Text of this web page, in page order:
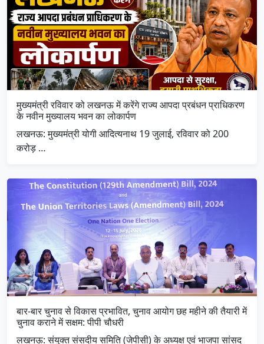
मुख्यमंत्री रविवार को लखनऊ में करेंगे राज्य आपदा प्रबंधन प्राधिकरण
के नवीन मुख्यालय भवन का लोकार्पण
लखनऊ: मुख्यमंत्री योगी आदित्यनाथ 19 जुलाई, रविवार को 200
करोड़ …
बार-बार चुनाव से विकास प्रभावित, चुनाव आयोग छह महीने की तैयारी में
चुनाव कराने में सक्षम: पीपी चौधरी
लखनऊ: संयुक्त संसदीय समिति (जेपीसी) के अध्यक्ष एवं भाजपा सांसद